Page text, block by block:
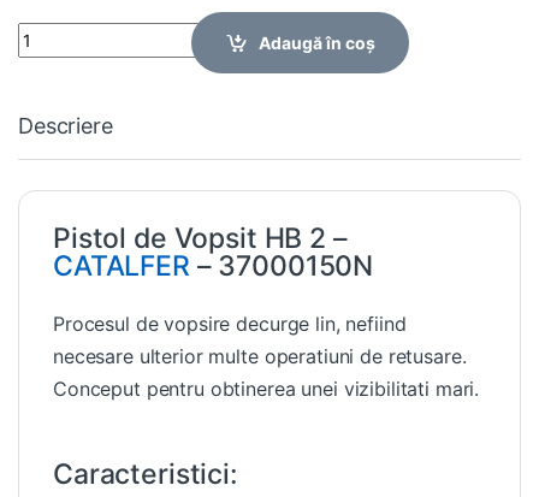
Quantity
Adaugă în coș
Descriere
Pistol de Vopsit HB 2 –
CATALFER – 37000150N
Procesul de vopsire decurge lin, nefiind
necesare ulterior multe operatiuni de retusare.
Conceput pentru obtinerea unei vizibilitati mari.
Caracteristici: